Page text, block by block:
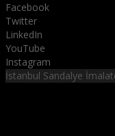
Facebook
Twitter
LinkedIn
YouTube
Instagram
İstanbul Sandalye